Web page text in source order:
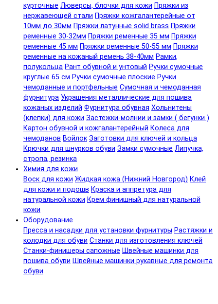
курточные Люверсы, блочки для кожи Пряжки из
нержавеющей стали Пряжки кожгалантерейные от
10мм до 30мм Пряжки латунные solid brass Пряжки
ременные 30-32мм Пряжки ременные 35 мм Пряжки
ременные 45 мм Пряжки ременные 50-55 мм Пряжки
ременные на кожаный ремень 38-40мм Рамки,
полукольца Рант обувной и унтовый Ручки сумочные
круглые 65 см Ручки сумочные плоские Ручки
чемоданные и портфельные Сумочная и чемоданная
фурнитура Украшения металлические для пошива
кожаных изделий Фурнитура обувная Хольнитены
(клепки) для кожи Застежки-молнии и замки ( бегунки )
Картон обувной и кожгалантерейный Колеса для
чемоданов Войлок Заготовки для ключей и кольца
Крючки для шнурков обуви Замки сумочные Липучка,
стропа, резинка
Химия для кожи
Воск для кожи Жидкая кожа (Нижний Новгород) Клей
для кожи и подошв Краска и аппретура для
натуральной кожи Крем финишный для натуральной
кожи
Оборудование
Пресса и насадки для установки фурнитуры Растяжки и
колодки для обуви Станки для изготовления ключей
Станки-финишеры сапожные Швейные машинки для
пошива обуви Швейные машинки рукавные для ремонта
обуви